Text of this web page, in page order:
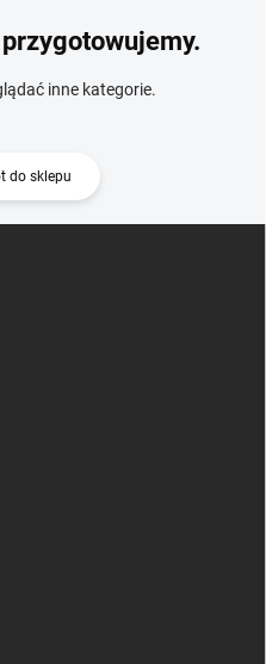
inne kategorie.
do sklepu